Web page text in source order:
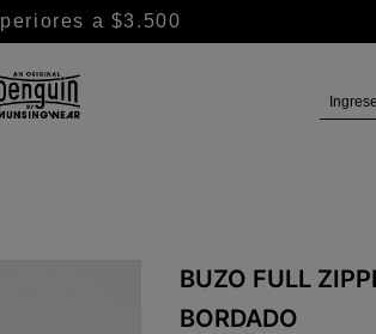
a $3.500
BUZO FULL
BORDADO